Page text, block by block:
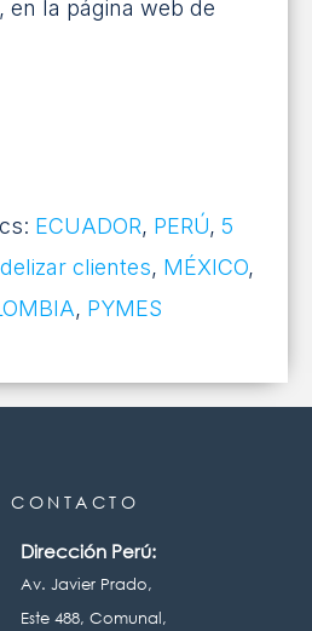
en la página web de
ECUADOR, PERÚ, 5
clientes, MÉXICO,
, PYMES
CONTACTO
Dirección Perú:
Av. Javier Prado,
Este 488, Comunal,